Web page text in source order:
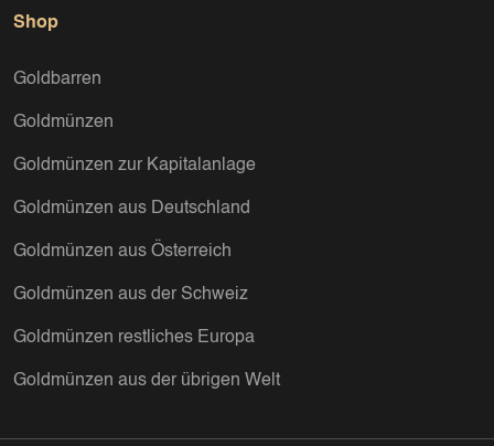
Shop
Goldbarren
Goldmünzen
Goldmünzen zur Kapitalanlage
Goldmünzen aus Deutschland
Goldmünzen aus Österreich
Goldmünzen aus der Schweiz
Goldmünzen restliches Europa
Goldmünzen aus der übrigen Welt